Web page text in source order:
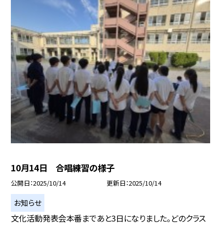
10月14日 合唱練習の様子
公開日 2025/10/14 更新日 2025/10/14
お知らせ
文化活動発表会本番まであと3日になりました。どのクラス